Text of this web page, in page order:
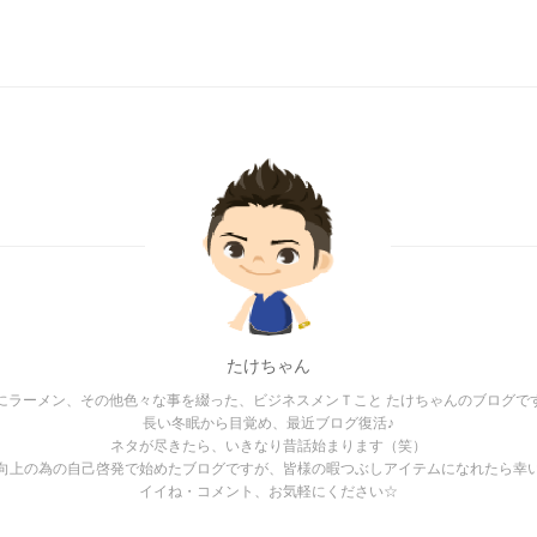
たけちゃん
ラーメン、その他色々な事を綴った、ビジネスメンＴこと たけちゃんのブログで
長い冬眠から目覚め、最近ブログ復活♪
ネタが尽きたら、いきなり昔話始まります（笑）
上の為の自己啓発で始めたブログですが、皆様の暇つぶしアイテムになれたら幸
イイね・コメント、お気軽にください☆